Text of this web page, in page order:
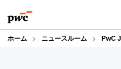
to
content
to
footer
ホーム ニュースルーム PwC